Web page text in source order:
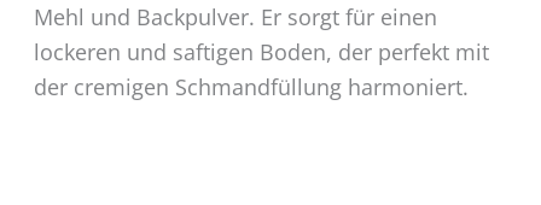
Mehl und Backpulver. Er sorgt für einen
lockeren und saftigen Boden, der perfekt mit
der cremigen Schmandfüllung harmoniert.